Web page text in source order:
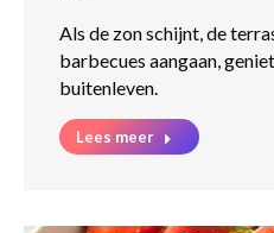
Als de zon schijnt, de
barbecues aangaan,
buitenleven.
Lees meer